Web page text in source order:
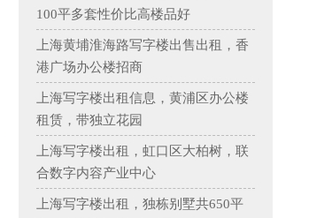
100平多套性价比高楼品好
上海黄埔淮海路写字楼出售出租，香
港广场办公楼招商
上海写字楼出租信息，黄浦区办公楼
租赁，带独立花园
上海写字楼出租，虹口区大柏树，联
合数字内容产业中心
上海写字楼出租，独栋别墅共650平